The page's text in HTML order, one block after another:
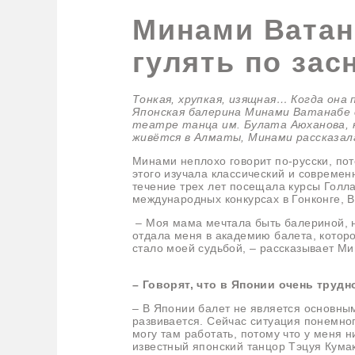
Минами
гулять по
Тонкая, хрупкая, изящная… Когда
Японская балерина Минами Ватанабе
театре танца им. Булата Аюханова,
живётся в Алматы, Минами
Минами неплохо говорит по-русски,
этого изучала классический и
течение трех лет посещала курсы
международных конкурсах в
– Моя мама мечтала быть балериной,
отдала меня в академию балета,
стало моей судьбой, – рассказывает
– Говорят, что в Японии очень
– В Японии балет не является
развивается. Сейчас ситуация
могу там работать, потому что у меня
известный японский танцор Тэцуя